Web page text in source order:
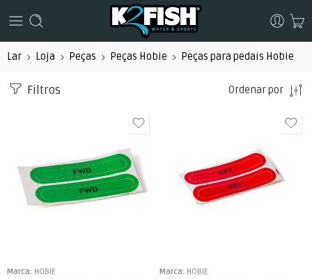
Lar Loja Peças Peças Hobie Peças para pedais Hobie
Filtros Ordenar por
Marca: HOBIE Marca: HOBIE